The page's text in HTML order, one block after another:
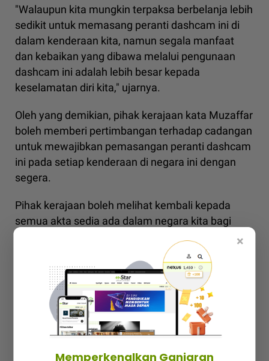
"Walaupun kita mungkin terpaksa berbelanja lebih
sedikit untuk memasang peranti dashcam ini di
dalam kenderaan kita, namun segala manfaat
dan kebaikan yang dibawa melalui pengunaan
dashcam ini adalah lebih besar kepada
keselamatan diri kita," ujarnya.
Oleh yang demikian, pihak kerajaan kata Muzaffar
boleh memberi pertimbangan terhadap cadangan
untuk mewajibkan pemasangan peranti dashcam
ini pada setiap kenderaan di negara ini dengan
segera.
Pihak kerajaan boleh melihat kembali kepada
semua akta sedia ada dalam negara kita bagi
Pengangkutan Jalan 1987 [Akta 333].
"Pihak kerajaan boleh meminta pemilik kenderaan
mamasang paranti dashcam dengan sendiri
ataupun mensyaratkan setiap pengeluar
kenderaan yang ada dalam negara kita
kenderaan yang mereka hasilkan.
×
Memperkenalkan Ganjaran